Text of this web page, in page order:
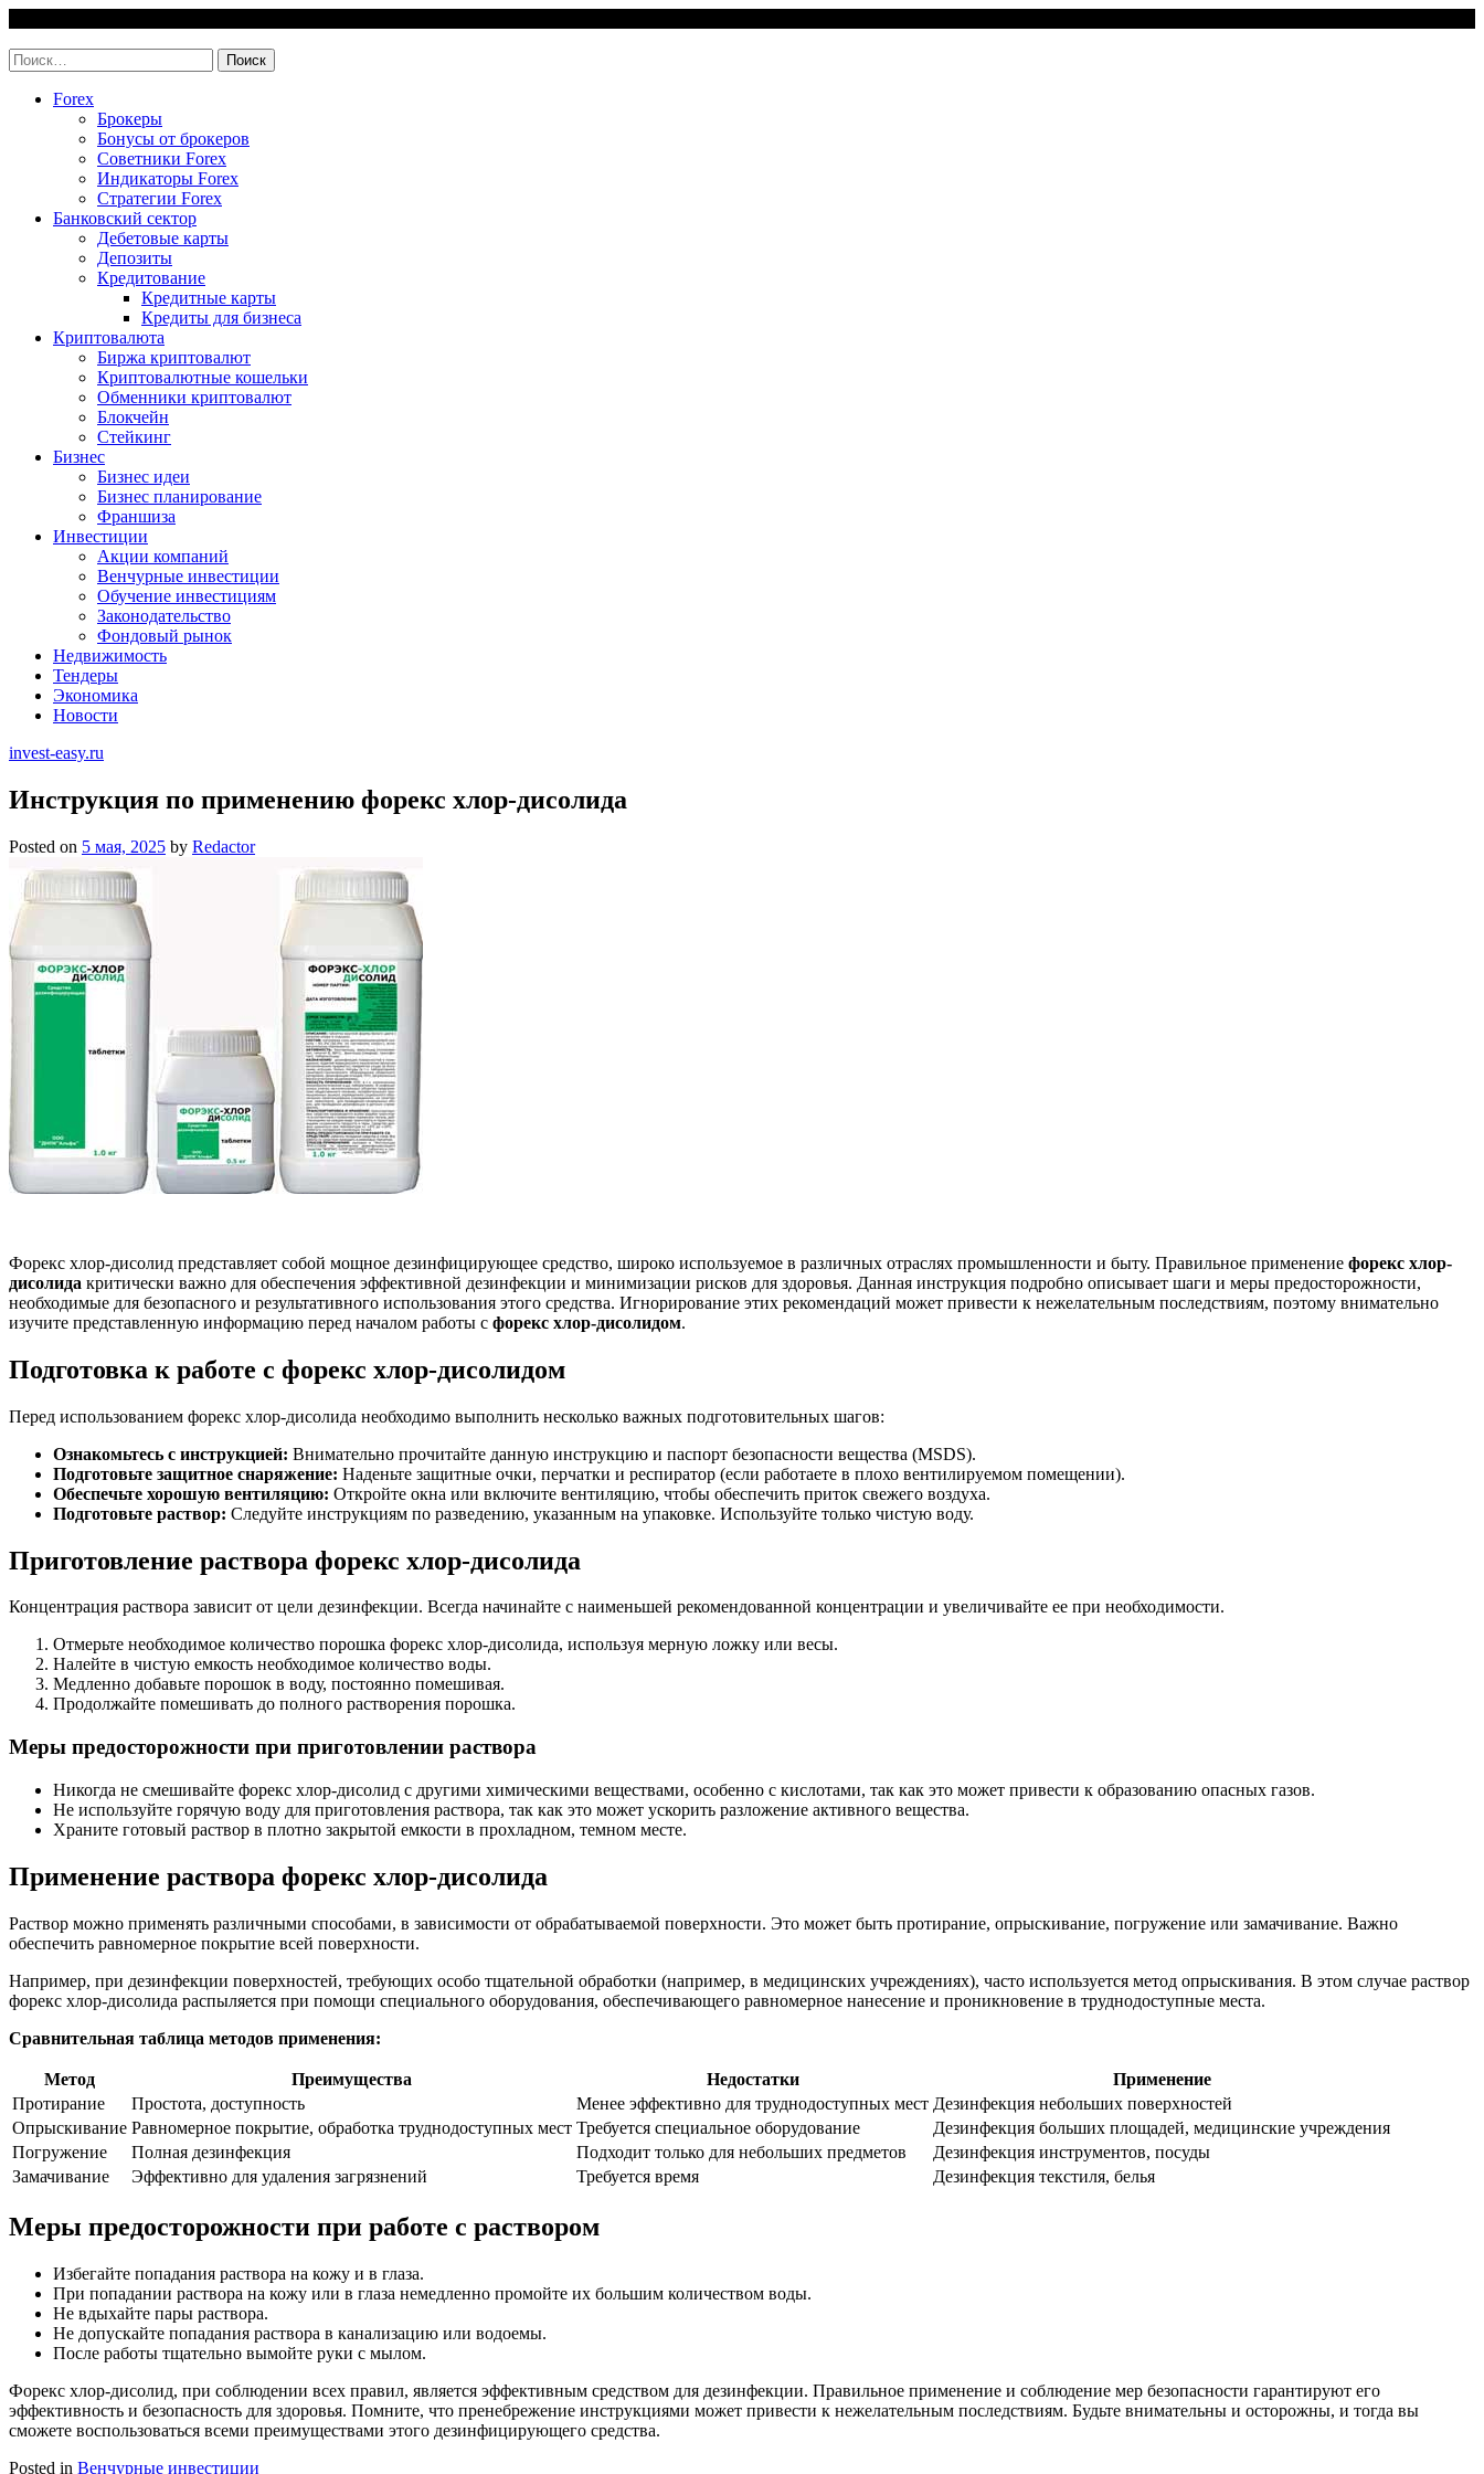
content
Найти:
Forex
Брокеры
Бонусы от брокеров
Советники Forex
Индикаторы Forex
Стратегии Forex
Банковский сектор
Дебетовые карты
Депозиты
Кредитование
Кредитные карты
Кредиты для бизнеса
Криптовалюта
Биржа криптовалют
Криптовалютные кошельки
Обменники криптовалют
Блокчейн
Стейкинг
Бизнес
Бизнес идеи
Бизнес планирование
Франшиза
Инвестиции
Акции компаний
Венчурные инвестиции
Обучение инвестициям
Законодательство
Фондовый рынок
Недвижимость
Тендеры
Экономика
Новости
invest-easy.ru
Инструкция по применению форекс хлор-дисолида
Posted on 5 мая, 2025 by Redactor
Форекс хлор-дисолид представляет собой мощное дезинфицирующее средство, широко используемое в различных отраслях промышленности и быту. Правильное применение форекс хлор-
дисолида критически важно для обеспечения эффективной дезинфекции и минимизации рисков для здоровья. Данная инструкция подробно описывает шаги и меры предосторожности,
необходимые для безопасного и результативного использования этого средства. Игнорирование этих рекомендаций может привести к нежелательным последствиям, поэтому внимательно
изучите представленную информацию перед началом работы с форекс хлор-дисолидом.
Подготовка к работе с форекс хлор-дисолидом
Перед использованием форекс хлор-дисолида необходимо выполнить несколько важных подготовительных шагов:
Ознакомьтесь с инструкцией: Внимательно прочитайте данную инструкцию и паспорт безопасности вещества (MSDS).
Подготовьте защитное снаряжение: Наденьте защитные очки, перчатки и респиратор (если работаете в плохо вентилируемом помещении).
Обеспечьте хорошую вентиляцию: Откройте окна или включите вентиляцию, чтобы обеспечить приток свежего воздуха.
Подготовьте раствор: Следуйте инструкциям по разведению, указанным на упаковке. Используйте только чистую воду.
Приготовление раствора форекс хлор-дисолида
Концентрация раствора зависит от цели дезинфекции. Всегда начинайте с наименьшей рекомендованной концентрации и увеличивайте ее при необходимости.
Отмерьте необходимое количество порошка форекс хлор-дисолида, используя мерную ложку или весы.
Налейте в чистую емкость необходимое количество воды.
Медленно добавьте порошок в воду, постоянно помешивая.
Продолжайте помешивать до полного растворения порошка.
Меры предосторожности при приготовлении раствора
Никогда не смешивайте форекс хлор-дисолид с другими химическими веществами, особенно с кислотами, так как это может привести к образованию опасных газов.
Не используйте горячую воду для приготовления раствора, так как это может ускорить разложение активного вещества.
Храните готовый раствор в плотно закрытой емкости в прохладном, темном месте.
Применение раствора форекс хлор-дисолида
Раствор можно применять различными способами, в зависимости от обрабатываемой поверхности. Это может быть протирание, опрыскивание, погружение или замачивание. Важно
обеспечить равномерное покрытие всей поверхности.
Например, при дезинфекции поверхностей, требующих особо тщательной обработки (например, в медицинских учреждениях), часто используется метод опрыскивания. В этом случае раствор
форекс хлор-дисолида распыляется при помощи специального оборудования, обеспечивающего равномерное нанесение и проникновение в труднодоступные места.
Сравнительная таблица методов применения:
Метод Преимущества Недостатки
Применение
Протирание
Простота, доступность Менее эффективно для труднодоступных мест Дезинфекция небольших поверхностей
Опрыскивание Равномерное покрытие, обработка труднодоступных мест Требуется специальное оборудование
Дезинфекция больших площадей, медицинские учреждения
Погружение
Полная дезинфекция Подходит только для небольших предметов
Дезинфекция инструментов, посуды
Замачивание
Эффективно для удаления загрязнений Требуется время Дезинфекция текстиля, белья
Меры предосторожности при работе с раствором
Избегайте попадания раствора на кожу и в глаза.
При попадании раствора на кожу или в глаза немедленно промойте их большим количеством воды.
Не вдыхайте пары раствора.
Не допускайте попадания раствора в канализацию или водоемы.
После работы тщательно вымойте руки с мылом.
Форекс хлор-дисолид, при соблюдении всех правил, является эффективным средством для дезинфекции. Правильное применение и соблюдение мер безопасности гарантируют его
эффективность и безопасность для здоровья. Помните, что пренебрежение инструкциями может привести к нежелательным последствиям. Будьте внимательны и осторожны, и тогда вы
сможете воспользоваться всеми преимуществами этого дезинфицирующего средства.
Posted in Венчурные инвестиции